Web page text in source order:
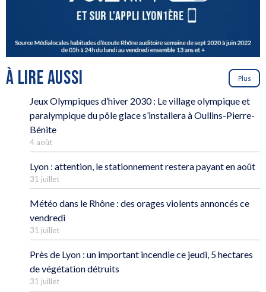
À LIRE AUSSI Plus
Jeux Olympiques d’hiver 2030 : Le village olympique et
paralympique du pôle glace s’installera à Oullins-Pierre-
Bénite
4 août
Lyon : attention, le stationnement restera payant en août
31 juillet
Météo dans le Rhône : des orages violents annoncés ce
vendredi
31 juillet
Près de Lyon : un important incendie ce jeudi, 5 hectares
de végétation détruits
31 juillet